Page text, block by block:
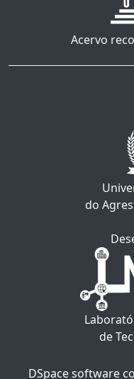
Acervo
do
de
DSpace software